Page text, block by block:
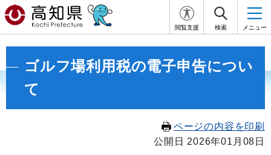
閲覧支援 検索 メニュー
ゴルフ場利用税の電子申告につい
て
ページの内容を印刷
公開日 2026年01月08日